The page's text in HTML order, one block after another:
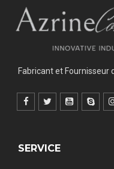
Fabricant et Fournisseur
SERVICE